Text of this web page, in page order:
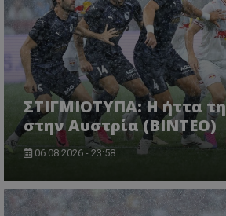
ΣΤΙΓΜΙΟΤΥΠΑ: Η ήττα
στην Αυστρία (ΒΙΝΤΕΟ)
06.08.2026 - 23:58